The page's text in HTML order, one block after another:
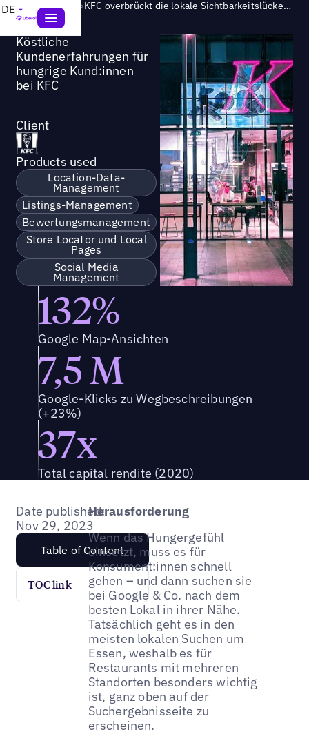
DE Success Story > KFC overbrückt die lokale Sichtbarkeitslücke mit einem ROI von 37:1
Köstliche
Kundenerfahrungen für
hungrige Kund:innen
bei KFC
Client
Products used
Location-Data-
Management
Listings-Management
Bewertungsmanagement
Store Locator und Local
Pages
Social Media
Management
132%
Google Map-Ansichten
7,5 M
Google-Klicks zu Wegbeschreibungen
(+23%)
37x
Total capital rendite (2020)
Date published:
Nov 29, 2023
Table of Content
TOC link
Herausforderung
Wenn das Hungergefühl
einsetzt, muss es für
Konsument:innen schnell
gehen – und dann suchen sie
bei Google & Co. nach dem
besten Lokal in ihrer Nähe.
Tatsächlich geht es in den
meisten lokalen Suchen um
Essen, weshalb es für
Restaurants mit mehreren
Standorten besonders wichtig
ist, ganz oben auf der
Suchergebnisseite zu
erscheinen.